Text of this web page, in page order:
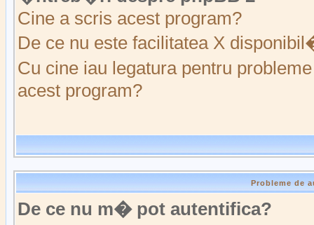
Cine a scris acest program?
De ce nu este facilitatea X
Cu cine iau legatura pentru
acest program?
Probleme de
De ce nu m� pot autentifica?